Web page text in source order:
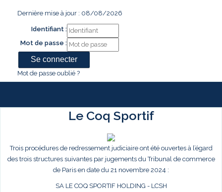
Dernière mise à jour : 08/08/2026
Identifiant :
Mot de passe :
Mot de passe oublié ?
Le Coq Sportif
Trois procédures de redressement judiciaire ont été ouvertes à l’égard
des trois structures suivantes par jugements du Tribunal de commerce
de Paris en date du 21 novembre 2024 :
SA LE COQ SPORTIF HOLDING - LCSH